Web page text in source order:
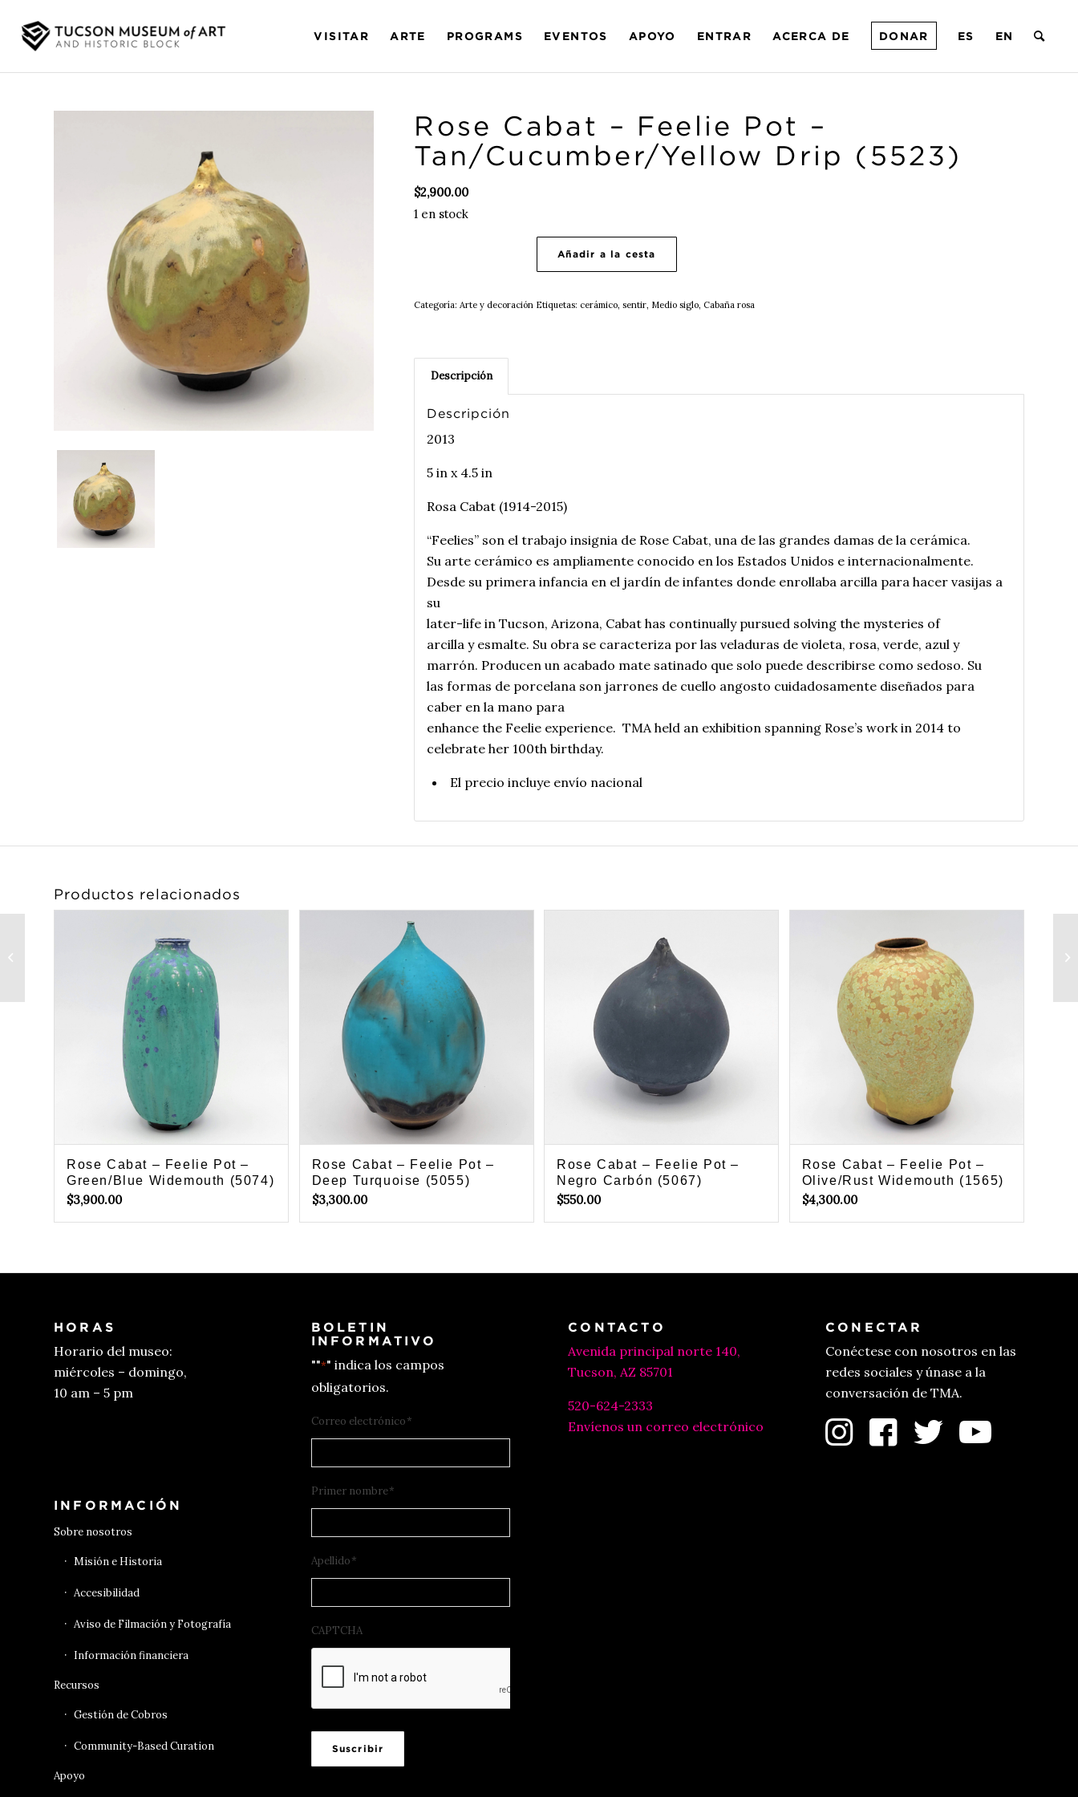
VISITAR ARTE PROGRAMS EVENTOS APOYO ENTRAR ACERCA DE DONAR ES EN
Rose Cabat – Feelie Pot –
Tan/Cucumber/Yellow Drip (5523)
$2,900.00
1 en stock
Añadir a la cesta
Categoría:Arte y decoración Etiquetas:cerámico,sentir, Medio siglo,Cabaña rosa
Descripción
Descripción
2013
5 in x 4.5 in
Rosa Cabat (1914-2015)
“Feelies” son el trabajo insignia de Rose Cabat, una de las grandes damas de la cerámica.
Su arte cerámico es ampliamente conocido en los Estados Unidos e internacionalmente.
Desde su primera infancia en el jardín de infantes donde enrollaba arcilla para hacer vasijas a
su
later-life in Tucson, Arizona, Cabat has continually pursued solving the mysteries of
arcilla y esmalte. Su obra se caracteriza por las veladuras de violeta, rosa, verde, azul y
marrón. Producen un acabado mate satinado que solo puede describirse como sedoso. Su
las formas de porcelana son jarrones de cuello angosto cuidadosamente diseñados para
caber en la mano para
enhance the Feelie experience. TMA held an exhibition spanning Rose’s work in 2014 to
celebrate her 100th birthday.
El precio incluye envío nacional
Productos relacionados
Rose Cabat – Feelie Pot –
Green/Blue Widemouth (5074)
$3,900.00
Rose Cabat – Feelie Pot –
Deep Turquoise (5055)
$3,300.00
Rose Cabat – Feelie Pot –
Negro Carbón (5067)
$550.00
Rose Cabat – Feelie Pot –
Olive/Rust Widemouth (1565)
$4,300.00
HORAS
Horario del museo:
miércoles – domingo,
10 am – 5 pm
INFORMACIÓN
Sobre nosotros
Misión e Historia
Accesibilidad
Aviso de Filmación y Fotografía
Información financiera
Recursos
Gestión de Cobros
Community-Based Curation
Apoyo
BOLETIN
INFORMATIVO
""*" indica los campos
obligatorios.
Correo electrónico*
Primer nombre*
Apellido*
CAPTCHA
Suscribir
CONTACTO
Avenida principal norte 140,
Tucson, AZ 85701
520-624-2333
Envíenos un correo electrónico
CONECTAR
Conéctese con nosotros en las
redes sociales y únase a la
conversación de TMA.